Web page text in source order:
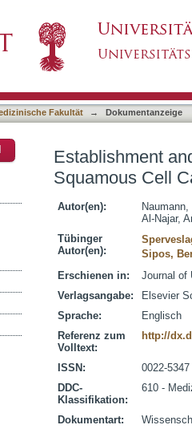
Fakultät → Dokumentanzeige
Establishment
Squamous Cell
Autor(en):
Al-Najar,
Tübinger
Autor(en):
Sipos,
Erschienen in:
Journal of
Verlagsangabe:
Elsevier
Sprache:
Englisch
Referenz zum
Volltext:
http://
ISSN:
0022-5347
DDC-
Klassifikation:
610 -
Dokumentart: